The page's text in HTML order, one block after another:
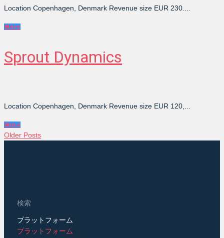
Location Copenhagen, Denmark Revenue size EUR 230....
More
Sprout Dynamics
Location Copenhagen, Denmark Revenue size EUR 120,...
More
Older Posts
検索
プラットフォーム
プラットフォーム